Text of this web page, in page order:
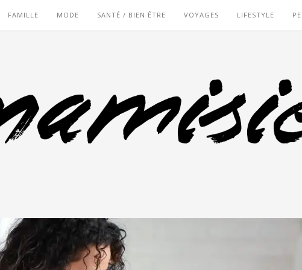
FAMILLE MODE SANTÉ / BIEN ÊTRE VOYAGES LIFESTYLE